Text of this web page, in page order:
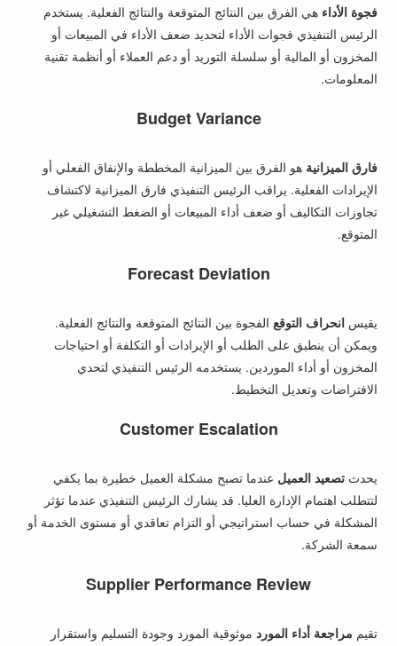
فجوة الأداء هي الفرق بين النتائج المتوقعة والنتائج الفعلية. يستخدم
الرئيس التنفيذي فجوات الأداء لتحديد ضعف الأداء في المبيعات أو
المخزون أو المالية أو سلسلة التوريد أو دعم العملاء أو أنظمة تقنية
المعلومات.
Budget Variance
فارق الميزانية هو الفرق بين الميزانية المخططة والإنفاق الفعلي أو
الإيرادات الفعلية. يراقب الرئيس التنفيذي فارق الميزانية لاكتشاف
تجاوزات التكاليف أو ضعف أداء المبيعات أو الضغط التشغيلي غير
المتوقع.
Forecast Deviation
يقيسانحراف التوقع الفجوة بين النتائج المتوقعة والنتائج الفعلية.
ويمكن أن ينطبق على الطلب أو الإيرادات أو التكلفة أو احتياجات
المخزون أو أداء الموردين. يستخدمه الرئيس التنفيذي لتحدي
الافتراضات وتعديل التخطيط.
Customer Escalation
يحدثتصعيد العميل عندما تصبح مشكلة العميل خطيرة بما يكفي
لتتطلب اهتمام الإدارة العليا. قد يشارك الرئيس التنفيذي عندما تؤثر
المشكلة في حساب استراتيجي أو التزام تعاقدي أو مستوى الخدمة أو
سمعة الشركة.
Supplier Performance Review
تقيم مراجعة أداء المورد موثوقية المورد وجودة التسليم واستقرار